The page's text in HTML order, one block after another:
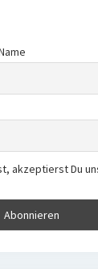
akzeptierst Du